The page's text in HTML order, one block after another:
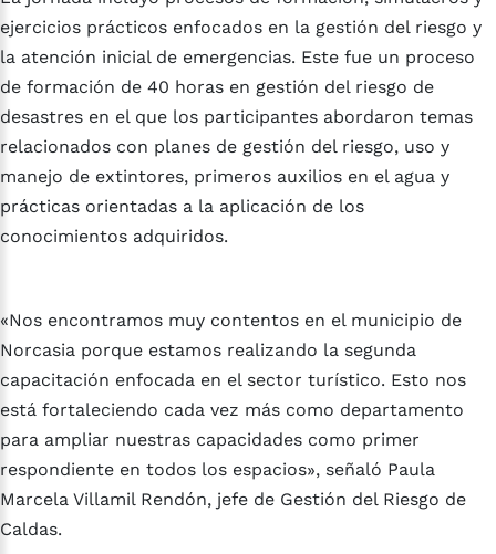
ejercicios prácticos enfocados en la gestión del riesgo y
la atención inicial de emergencias. Este fue un proceso
de formación de 40 horas en gestión del riesgo de
desastres en el que los participantes abordaron temas
relacionados con planes de gestión del riesgo, uso y
manejo de extintores, primeros auxilios en el agua y
prácticas orientadas a la aplicación de los
conocimientos adquiridos.
«Nos encontramos muy contentos en el municipio de
Norcasia porque estamos realizando la segunda
capacitación enfocada en el sector turístico. Esto nos
está fortaleciendo cada vez más como departamento
para ampliar nuestras capacidades como primer
respondiente en todos los espacios», señaló Paula
Marcela Villamil Rendón, jefe de Gestión del Riesgo de
Caldas.